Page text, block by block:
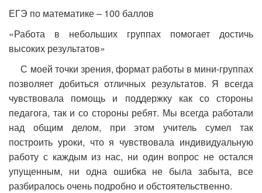
ЕГЭ по математике – 100 баллов
«Работа в небольших группах помогает достичь
высоких результатов»
С моей точки зрения, формат работы в мини-группах
позволяет добиться отличных результатов. Я всегда
чувствовала помощь и поддержку как со стороны
педагога, так и со стороны ребят. Мы всегда работали
над общим делом, при этом учитель сумел так
построить уроки, что я чувствовала индивидуальную
работу с каждым из нас, ни один вопрос не остался
упущенным, ни одна ошибка не была забыта, все
разбиралось очень подробно и обстоятельственно.